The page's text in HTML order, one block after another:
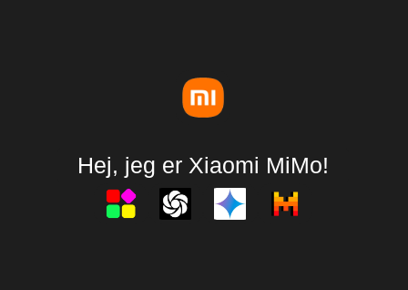
Hej, jeg er Xiaomi MiMo!